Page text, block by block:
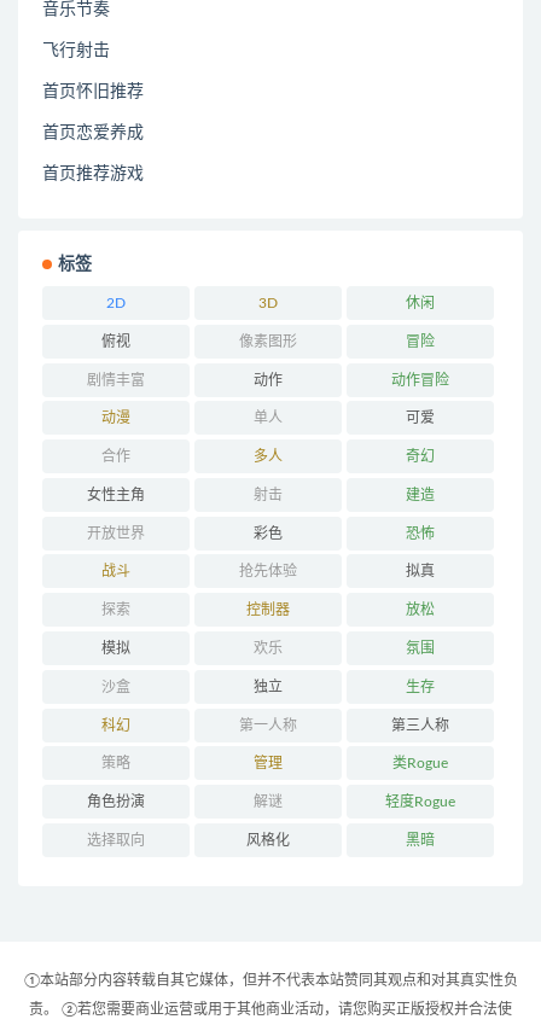
音乐节奏
飞行射击
首页怀旧推荐
首页恋爱养成
首页推荐游戏
标签
2D 3D 休闲
俯视 像素图形 冒险
剧情丰富 动作 动作冒险
动漫 单人 可爱
合作 多人 奇幻
女性主角 射击 建造
开放世界 彩色 恐怖
战斗 抢先体验 拟真
探索 控制器 放松
模拟 欢乐 氛围
沙盒 独立 生存
科幻 第一人称 第三人称
策略 管理 类Rogue
角色扮演 解谜 轻度Rogue
选择取向 风格化 黑暗
①本站部分内容转载自其它媒体，但并不代表本站赞同其观点和对其真实性负
责。 ②若您需要商业运营或用于其他商业活动，请您购买正版授权并合法使